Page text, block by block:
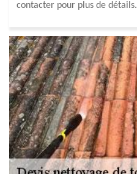
contacter pour plus de détails.